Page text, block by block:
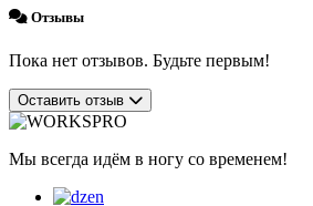
Отзывы
Пока нет отзывов. Будьте первым!
Оставить отзыв
Мы всегда идём в ногу со временем!